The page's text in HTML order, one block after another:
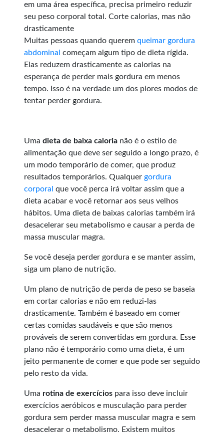
em uma área específica, precisa primeiro reduzir
seu peso corporal total. Corte calorias, mas não
drasticamente
Muitas pessoas quando querem queimar gordura
abdominal começam algum tipo de dieta rígida.
Elas reduzem drasticamente as calorias na
esperança de perder mais gordura em menos
tempo. Isso é na verdade um dos piores modos de
tentar perder gordura.
Uma dieta de baixa caloria não é o estilo de
alimentação que deve ser seguido a longo prazo, é
um modo temporário de comer, que produz
resultados temporários. Qualquer gordura
corporal que você perca irá voltar assim que a
dieta acabar e você retornar aos seus velhos
hábitos. Uma dieta de baixas calorias também irá
desacelerar seu metabolismo e causar a perda de
massa muscular magra.
Se você deseja perder gordura e se manter assim,
siga um plano de nutrição.
Um plano de nutrição de perda de peso se baseia
em cortar calorias e não em reduzi-las
drasticamente. Também é baseado em comer
certas comidas saudáveis e que são menos
prováveis de serem convertidas em gordura. Esse
plano não é temporário como uma dieta, é um
jeito permanente de comer e que pode ser seguido
pelo resto da vida.
Uma rotina de exercícios para isso deve incluir
exercícios aeróbicos e musculação para perder
gordura sem perder massa muscular magra e sem
desacelerar o metabolismo. Existem muitos